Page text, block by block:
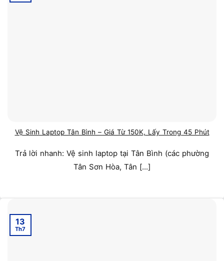
Vệ Sinh Laptop Tân Bình – Giá Từ 150K, Lấy Trong 45 Phút
Trả lời nhanh: Vệ sinh laptop tại Tân Bình (các phường
Tân Sơn Hòa, Tân [...]
13
Th7